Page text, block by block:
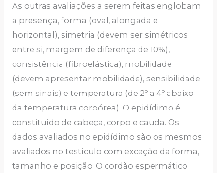
As outras avaliações a serem feitas englobam
a presença, forma (oval, alongada e
horizontal), simetria (devem ser simétricos
entre si, margem de diferença de 10%),
consistência (fibroelástica), mobilidade
(devem apresentar mobilidade), sensibilidade
(sem sinais) e temperatura (de 2º a 4º abaixo
da temperatura corpórea). O epidídimo é
constituído de cabeça, corpo e cauda. Os
dados avaliados no epidídimo são os mesmos
avaliados no testículo com exceção da forma,
tamanho e posição. O cordão espermático